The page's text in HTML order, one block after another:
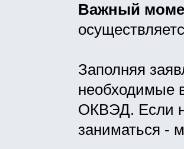
Важный
Заполняя
необходимые
ОКВЭД. Если
заниматься -